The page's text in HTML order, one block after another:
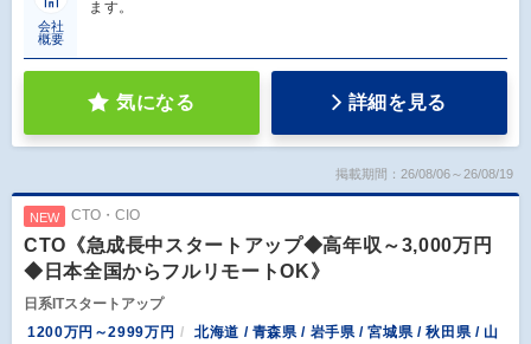
会社
概要
ます。
気になる 詳細を見る
掲載期間：26/08/06～26/08/19
NEW CTO・CIO
CTO《急成長中スタートアップ◆高年収～3,000万円
◆日本全国からフルリモートOK》
日系ITスタートアップ
1200万円～2999万円
北海道 / 青森県 / 岩手県 / 宮城県 / 秋田県 / 山